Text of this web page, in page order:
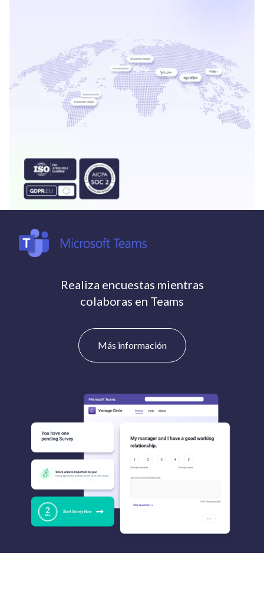
Realiza encuestas mientras
colaboras en Teams
Más información